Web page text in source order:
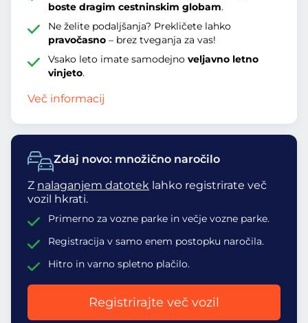
Zdaj novo: množično naročilo
Z nalaganjem datotek lahko registrirate več
vozil hkrati.
Primerno za vozne parke in večje vozne parke.
Registracija v samo enem postopku naročila.
Hitro in varno spletno plačilo.
Registrirajte več vozil
boste dragim cestninskim globam.
Ne želite podaljšanja? Prekličete lahko
pravočasno – brez tveganja za vas!
Vsako leto imate samodejnoveljavno letno
vinjeto.
Več informacij